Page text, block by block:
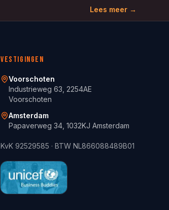
Lees meer →
Vestigingen
Voorschoten
Industrieweg 63, 2254AE
Voorschoten
Amsterdam
Papaverweg 34, 1032KJ Amsterdam
KvK 92529585 · BTW NL866088489B01